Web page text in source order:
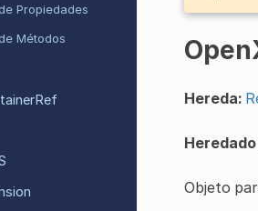
Propiedades
Métodos
Ref
Hereda:
Objeto